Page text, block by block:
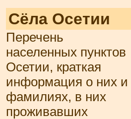
Сёла Осетии
Перечень
населенных пунктов
Осетии, краткая
информация о них и
фамилиях, в них
проживавших